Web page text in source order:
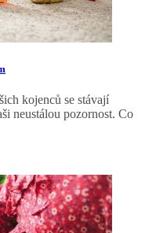
kojenců se stávají
neustálou pozornost. Co